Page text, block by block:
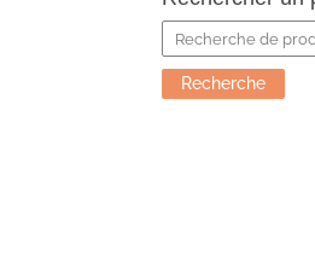
Recherche
pour :
Recherche